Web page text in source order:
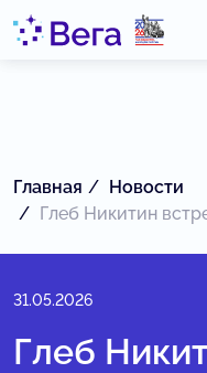
Главная
Новости
Глеб Никитин
31.05.2026
Глеб